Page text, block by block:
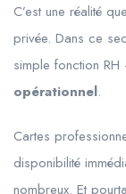
C’est une réalité
privée. Dans ce
simple fonction
opérationnel.
Cartes
disponibilité
nombreux. Et